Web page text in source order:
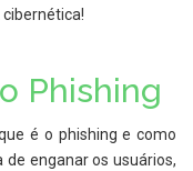
Phishing
é o phishing e como
enganar os usuários,